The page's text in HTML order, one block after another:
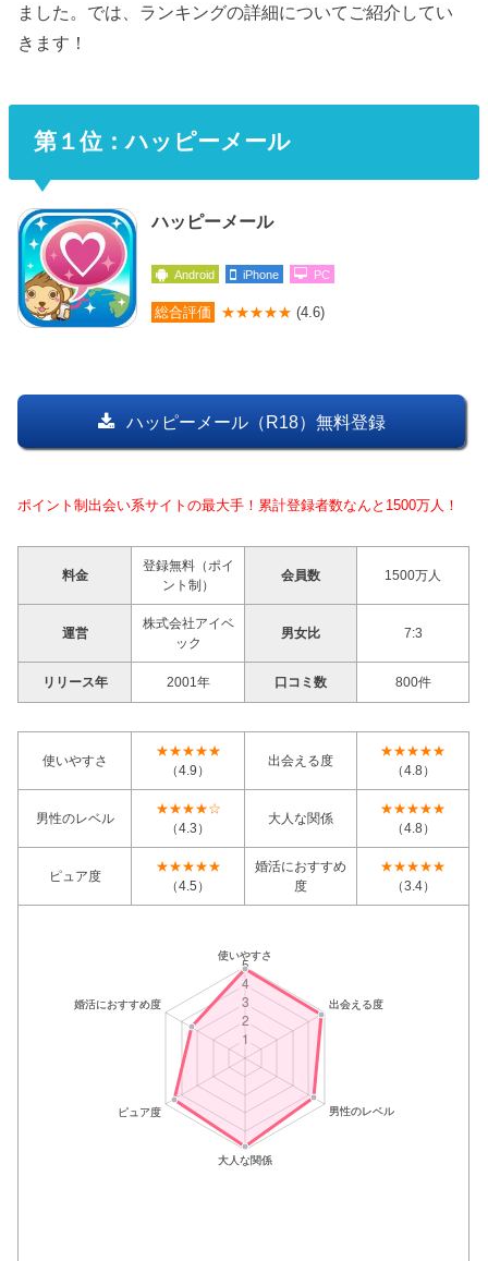
ました。では、ランキングの詳細についてご紹介してい
きます！
第１位：ハッピーメール
ハッピーメール
Android iPhone PC
総合評価 ★★★★★ (4.6)
ハッピーメール（R18）無料登録
ポイント制出会い系サイトの最大手！累計登録者数なんと1500万人！
料金
登録無料（ポイ
ント制）
会員数 1500万人
運営
株式会社アイベ
ック
男女比 7:3
リリース年 2001年 口コミ数 800件
使いやすさ
★★★★★
（4.9）
出会える度
★★★★★
（4.8）
男性のレベル
★★★★☆
（4.3）
大人な関係
★★★★★
（4.8）
ピュア度
★★★★★
（4.5）
婚活におすすめ
度
★★★★★
（3.4）